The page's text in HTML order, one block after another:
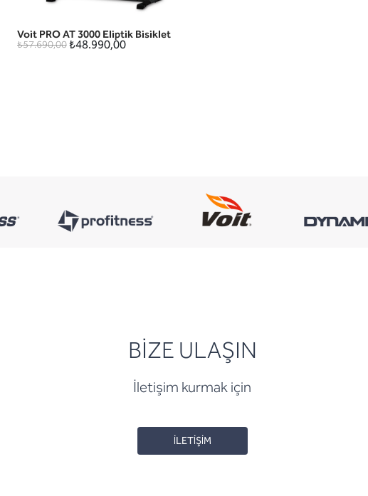
HIZLI GÖRÜNÜM
Voit PRO AT 3000 Eliptik Bisiklet
₺57.690,00 ₺48.990,00
BİZE ULAŞIN
İletişim kurmak için
İLETİŞİM